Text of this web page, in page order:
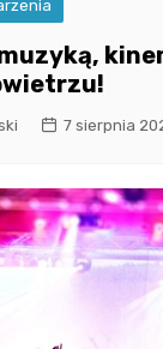
7 sierpnia